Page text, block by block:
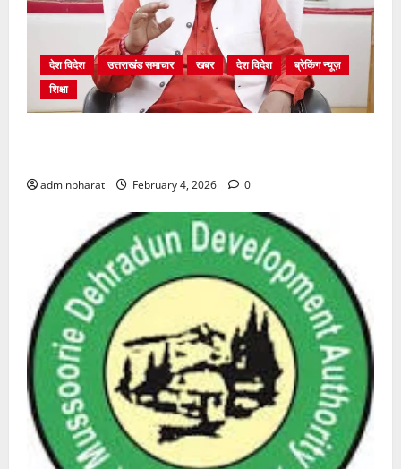
देश विदेश उत्तराखंड समाचार खबर देश विदेश
ब्रेकिंग न्यूज़
शिक्षा
adminbharat February 4, 2026 0